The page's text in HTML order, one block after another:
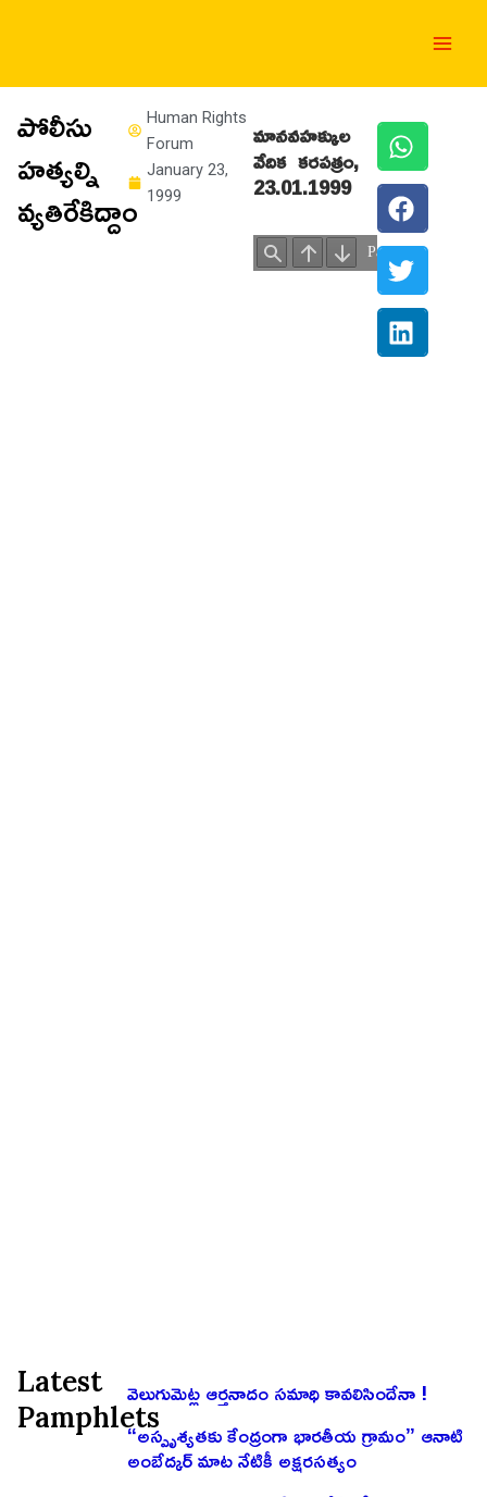
పోలీసు
హత్యల్ని
వ్యతిరేకిద్దాం
Human Rights
Forum
January 23,
1999
మానవహక్కుల
వేదిక కరపత్రం,
23.01.1999
Latest
Pamphlets
వెలుగుమెట్ల ఆర్తనాదం సమాధి కావలిసిందేనా !
“అస్పృశ్యతకు కేంద్రంగా భారతీయ గ్రామం” ఆనాటి
అంబేద్కర్ మాట నేటికీ అక్షరసత్యం